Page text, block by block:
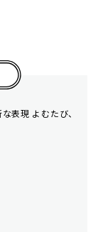
表現 よむたび、